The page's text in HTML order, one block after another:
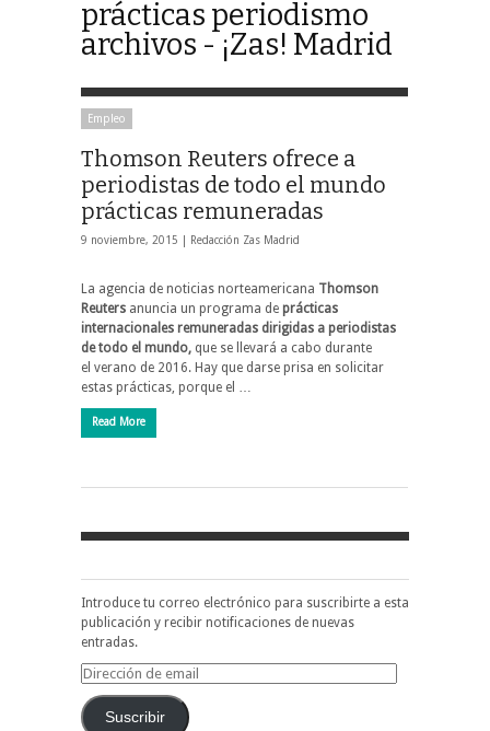
prácticas periodismo
archivos - ¡Zas! Madrid
Empleo
Thomson Reuters ofrece a
periodistas de todo el mundo
prácticas remuneradas
9 noviembre, 2015 | Redacción Zas Madrid
La agencia de noticias norteamericana Thomson
Reuters anuncia un programa de prácticas
internacionales remuneradas dirigidas a periodistas
de todo el mundo, que se llevará a cabo durante
el verano de 2016. Hay que darse prisa en solicitar
estas prácticas, porque el …
Read More
Introduce tu correo electrónico para suscribirte a esta
publicación y recibir notificaciones de nuevas
entradas.
Dirección
emailSuscribir